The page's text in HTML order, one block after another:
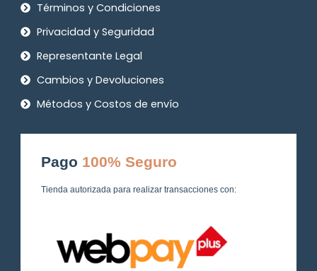
Términos y Condiciones
Privacidad y Seguridad
Representante Legal
Cambios y Devoluciones
Métodos y Costos de envío
Pago 100% Seguro
Tienda autorizada para realizar transacciones con: